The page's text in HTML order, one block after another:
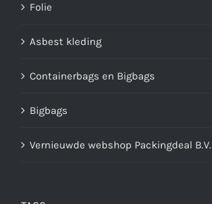
Folie
Asbest kleding
Containerbags en Bigbags
Bigbags
Vernieuwde webshop Packingdeal B.V.